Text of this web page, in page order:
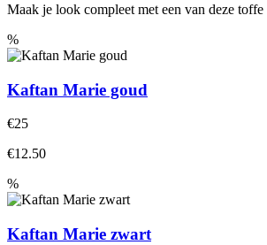
Maak je look compleet met een van deze toffe
%
Kaftan Marie goud
€25
€12.50
%
Kaftan Marie zwart